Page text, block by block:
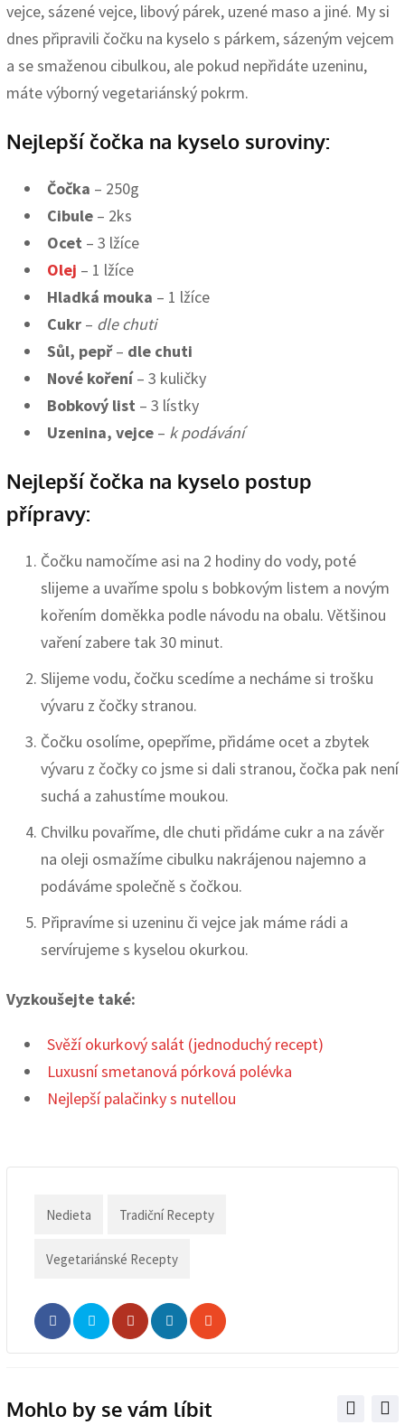
vejce, sázené vejce, libový párek, uzené maso a jiné. My si
dnes připravili čočku na kyselo s párkem, sázeným vejcem
a se smaženou cibulkou, ale pokud nepřidáte uzeninu,
máte výborný vegetariánský pokrm.
Nejlepší čočka na kyselo suroviny:
Čočka – 250g
Cibule – 2ks
Ocet – 3 lžíce
Olej – 1 lžíce
Hladká mouka – 1 lžíce
Cukr – dle chuti
Sůl, pepř– dle chuti
Nové koření– 3 kuličky
Bobkový list – 3 lístky
Uzenina, vejce – k podávání
Nejlepší čočka na kyselo postup
přípravy:
Čočku namočíme asi na 2 hodiny do vody, poté
slijeme a uvaříme spolu s bobkovým listem a novým
kořením doměkka podle návodu na obalu. Většinou
vaření zabere tak 30 minut.
Slijeme vodu, čočku scedíme a necháme si trošku
vývaru z čočky stranou.
Čočku osolíme, opepříme, přidáme ocet a zbytek
vývaru z čočky co jsme si dali stranou, čočka pak není
suchá a zahustíme moukou.
Chvilku povaříme, dle chuti přidáme cukr a na závěr
na oleji osmažíme cibulku nakrájenou najemno a
podáváme společně s čočkou.
Připravíme si uzeninu či vejce jak máme rádi a
servírujeme s kyselou okurkou.
Vyzkoušejte také:
Svěží okurkový salát (jednoduchý recept)
Luxusní smetanová pórková polévka
Nejlepší palačinky s nutellou
Nedieta Tradiční Recepty
Vegetariánské Recepty
WhatsappShare
Print
Mohlo by se vám líbit